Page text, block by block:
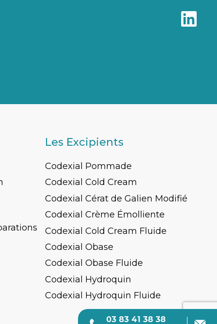
03 83 41 38 38
Les Excipients
Codexial Pommade
Codexial Cold Cream
Codexial Cérat de Galien Modifié
Codexial Crème Émolliente
Codexial Cold Cream Fluide
Codexial Obase
Codexial Obase Fluide
Codexial Hydroquin
Codexial Hydroquin Fluide